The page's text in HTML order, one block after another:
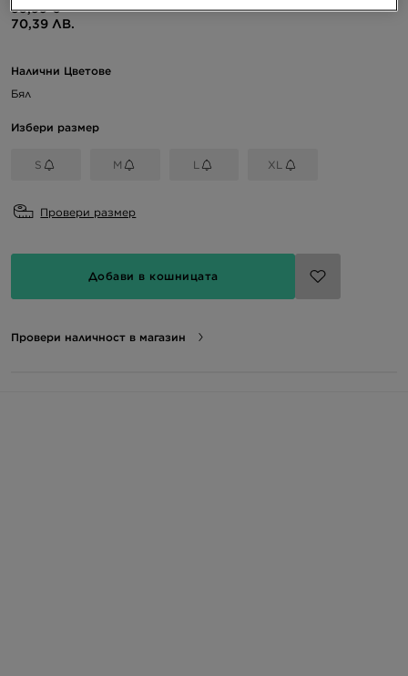
35,99 €
70,39 ЛВ.
Налични Цветове
Бял
Избери размер
S M L XL
Провери размер
Добави в кошницата
Провери наличност в магазин